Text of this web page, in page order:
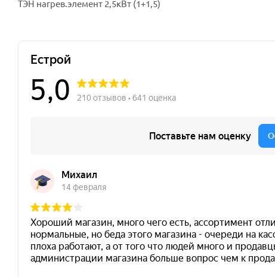
ТЭН нагрев.элемент 2,5кВт (1+1,5)